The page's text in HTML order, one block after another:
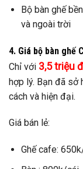
Bộ bàn ghế
và ngoài trời
4. Giá bộ bàn ghế
Chỉ với 3,5 triệu
hợp lý. Bạn đã sở
cách và hiện đại.
Giá bán lẻ:
Ghế cafe: